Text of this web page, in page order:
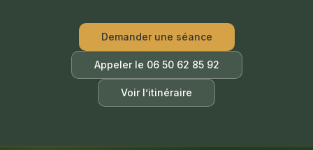
Demander une séance
Appeler le 06 50 62 85 92
Voir l’itinéraire